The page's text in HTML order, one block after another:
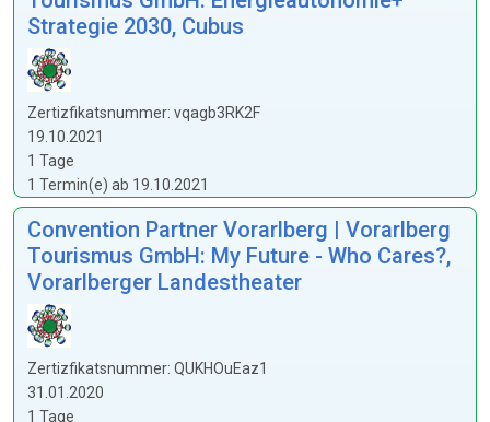
Strategie 2030, Cubus
Zertizfikatsnummer: vqagb3RK2F
19.10.2021
1 Tage
1 Termin(e) ab 19.10.2021
Convention Partner Vorarlberg | Vorarlberg
Tourismus GmbH: My Future - Who Cares?,
Vorarlberger Landestheater
Zertizfikatsnummer: QUKHOuEaz1
31.01.2020
1 Tage